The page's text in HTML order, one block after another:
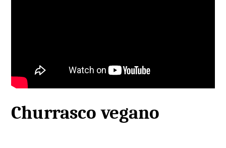
Churrasco vegano